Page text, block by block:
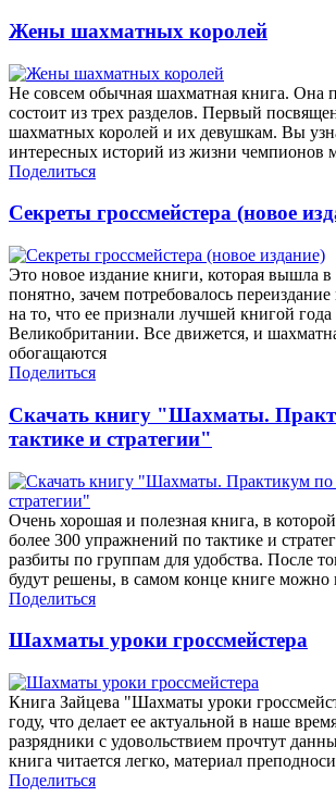
Жены шахматных королей
Не совсем обычная шахматная книга. Она
состоит из трех разделов. Первый
шахматных королей и их девушкам. Вы
интересных историй из жизни чемпионов
Поделиться
Секреты гроссмейстера (новое
Это новое издание книги, которая вышла
понятно, зачем потребовалось
на то, что ее признали лучшей книгой года
Великобритании. Все движется, и
обогащаются
Поделиться
Скачать книгу "Шахматы.
тактике и стратегии"
Очень хорошая и полезная книга, в
более 300 упражнений по тактике и
разбиты по группам для удобства. После
будут решены, в самом конце книге можно
Поделиться
Шахматы уроки гроссмейстера
Книга Зайцева "Шахматы уроки
году, что делает ее актуальной в наше
разрядники с удовольствием прочтут
книга читается легко, материал
Поделиться